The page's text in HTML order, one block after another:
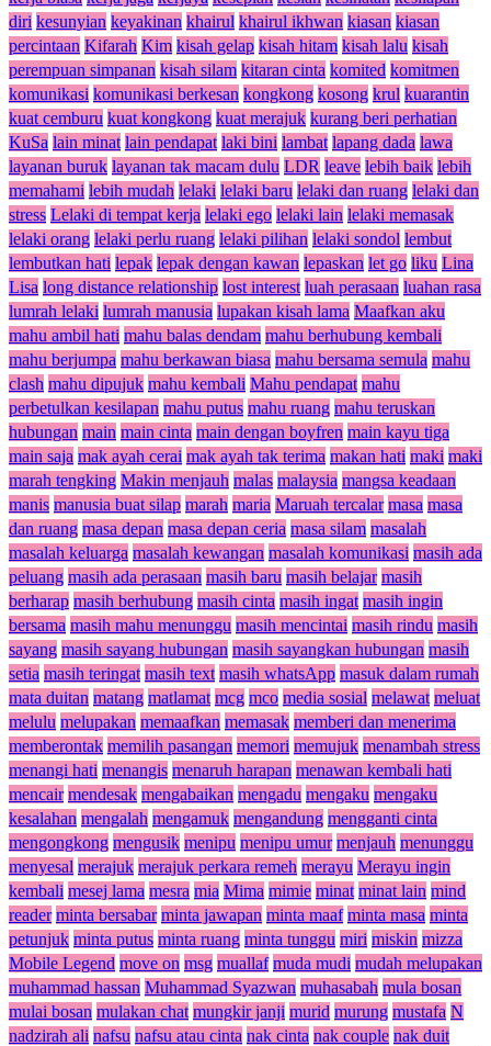
diri kesunyian keyakinan khairul khairul ikhwan kiasan kiasan
percintaan Kifarah Kim kisah gelap kisah hitam kisah lalu kisah
perempuan simpanan kisah silam kitaran cinta komited komitmen
komunikasi komunikasi berkesan kongkong kosong krul kuarantin
kuat cemburu kuat kongkong kuat merajuk kurang beri perhatian
KuSa lain minat lain pendapat laki bini lambat lapang dada lawa
layanan buruk layanan tak macam dulu LDR leave lebih baik lebih
memahami lebih mudah lelaki lelaki baru lelaki dan ruang lelaki dan
stress Lelaki di tempat kerja lelaki ego lelaki lain lelaki memasak
lelaki orang lelaki perlu ruang lelaki pilihan lelaki sondol lembut
lembutkan hati lepak lepak dengan kawan lepaskan let go liku Lina
Lisa long distance relationship lost interest luah perasaan luahan rasa
lumrah lelaki lumrah manusia lupakan kisah lama Maafkan aku
mahu ambil hati mahu balas dendam mahu berhubung kembali
mahu berjumpa mahu berkawan biasa mahu bersama semula mahu
clash mahu dipujuk mahu kembali Mahu pendapat mahu
perbetulkan kesilapan mahu putus mahu ruang mahu teruskan
hubungan main main cinta main dengan boyfren main kayu tiga
main saja mak ayah cerai mak ayah tak terima makan hati maki maki
marah tengking Makin menjauh malas malaysia mangsa keadaan
manis manusia buat silap marah maria Maruah tercalar masa masa
dan ruang masa depan masa depan ceria masa silam masalah
masalah keluarga masalah kewangan masalah komunikasi masih ada
peluang masih ada perasaan masih baru masih belajar masih
berharap masih berhubung masih cinta masih ingat masih ingin
bersama masih mahu menunggu masih mencintai masih rindu masih
sayang masih sayang hubungan masih sayangkan hubungan masih
setia masih teringat masih text masih whatsApp masuk dalam rumah
mata duitan matang matlamat mcg mco media sosial melawat meluat
melulu melupakan memaafkan memasak memberi dan menerima
memberontak memilih pasangan memori memujuk menambah stress
menangi hati menangis menaruh harapan menawan kembali hati
mencair mendesak mengabaikan mengadu mengaku mengaku
kesalahan mengalah mengamuk mengandung mengganti cinta
mengongkong mengusik menipu menipu umur menjauh menunggu
menyesal merajuk merajuk perkara remeh merayu Merayu ingin
kembali mesej lama mesra mia Mima mimie minat minat lain mind
reader minta bersabar minta jawapan minta maaf minta masa minta
petunjuk minta putus minta ruang minta tunggu miri miskin mizza
Mobile Legend move on msg muallaf muda mudi mudah melupakan
muhammad hassan Muhammad Syazwan muhasabah mula bosan
mulai bosan mulakan chat mungkir janji murid murung mustafa N
nadzirah ali nafsu nafsu atau cinta nak cinta nak couple nak duit